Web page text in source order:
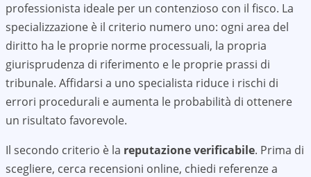
professionista ideale per un contenzioso con il fisco. La
specializzazione è il criterio numero uno: ogni area del
diritto ha le proprie norme processuali, la propria
giurisprudenza di riferimento e le proprie prassi di
tribunale. Affidarsi a uno specialista riduce i rischi di
errori procedurali e aumenta le probabilità di ottenere
un risultato favorevole.
Il secondo criterio è la reputazione verificabile. Prima di
scegliere, cerca recensioni online, chiedi referenze a